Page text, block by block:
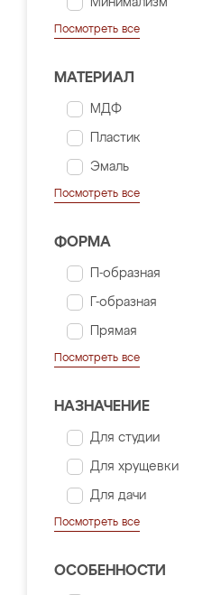
Минимализм
Посмотреть все
МАТЕРИАЛ
МДФ
Пластик
Эмаль
Посмотреть все
ФОРМА
П-образная
Г-образная
Прямая
Посмотреть все
НАЗНАЧЕНИЕ
Для студии
Для хрущевки
Для дачи
Посмотреть все
ОСОБЕННОСТИ